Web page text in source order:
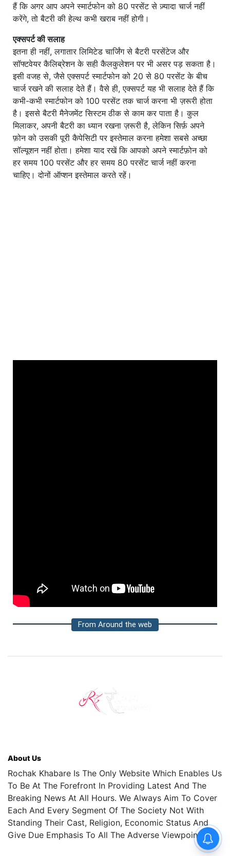
हैं कि अगर आप अपने स्मार्टफोन को 80 परसेंट से ज़्यादा चार्ज नहीं
करेंगे, तो बैटरी की हेल्थ कभी खराब नहीं होगी।
एक्सपर्ट की सलाह
इतना ही नहीं, लगातार लिमिटेड चार्जिंग से बैटरी परसेंटेज और
सॉफ्टवेयर कैलिब्रेशन के सही कैलकुलेशन पर भी असर पड़ सकता है।
इसी वजह से, जैसे एक्सपर्ट स्मार्टफोन को 20 से 80 परसेंट के बीच
चार्ज रखने की सलाह देते हैं। वैसे ही, एक्सपर्ट यह भी सलाह देते हैं कि
कभी-कभी स्मार्टफोन को 100 परसेंट तक चार्ज करना भी ज़रूरी होता
है। इससे बैटरी मैनेजमेंट सिस्टम ठीक से काम कर पाता है। कुल
मिलाकर, अपनी बैटरी का ध्यान रखना ज़रूरी है, लेकिन सिर्फ़ अपने
फ़ोन को उसकी पूरी कैपेसिटी पर इस्तेमाल करना हमेशा सबसे अच्छा
सॉल्यूशन नहीं होता। हमेशा याद रखें कि आपको अपने स्मार्टफ़ोन को
हर समय 100 परसेंट और हर समय 80 परसेंट चार्ज नहीं करना
चाहिए। दोनों ऑप्शन इस्तेमाल करते रहें।
From Around the web
About Us
Rochak Khabare Is The Only Website Which Enables Us
To Be At The Forefront In Providing Latest And The
Breaking News At All Hours. We Always Aim To Cover
Each And Every Segment Of The Society Not With
Standing Their Cast, Religion, Economic Status And
Give Due Emphasis To All The Adverse Viewpoints.